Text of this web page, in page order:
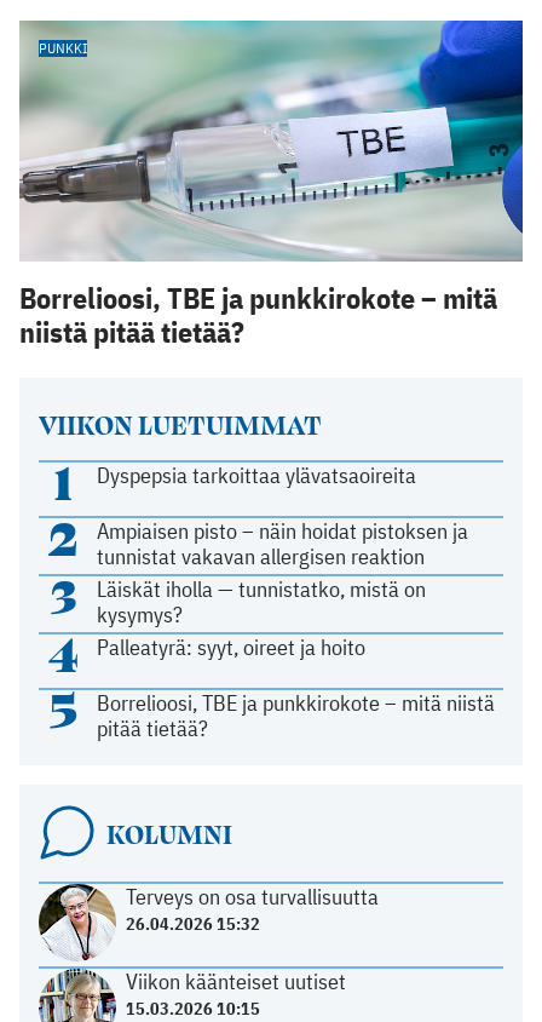
VIIKON LUETUIMMAT
1 Dyspepsia tarkoittaa ylävatsaoireita
2
Ampiaisen pisto – näin hoidat pistoksen ja
tunnistat vakavan allergisen reaktion
3
Läiskät iholla — tunnistatko, mistä on
kysymys?
4 Palleatyrä: syyt, oireet ja hoito
5
Borrelioosi, TBE ja punkkirokote – mitä niistä
pitää tietää?
KOLUMNI
Terveys on osa turvallisuutta
26.04.2026 15:32
Viikon käänteiset uutiset
15.03.2026 10:15
PUNKKI
Borrelioosi, TBE ja punkkirokote – mitä
niistä pitää tietää?